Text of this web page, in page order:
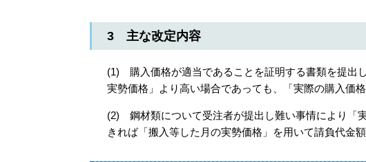
3 主な改定内容
(1) 購入価格が適当であることを証明する書類を提出
実勢価格」より高い場合であっても、「実際の購入価
(2) 鋼材類について受注者が提出し難い事情により「
きれば「搬入等した月の実勢価格」を用いて請負代金